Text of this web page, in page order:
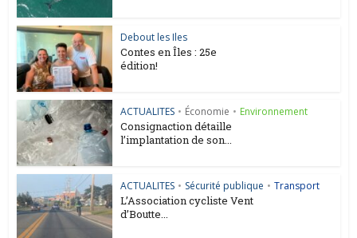
Debout les Iles
Contes en Îles : 25e
édition!
ACTUALITES • Économie • Environnement
Consignaction détaille
l’implantation de son...
ACTUALITES • Sécurité publique • Transport
L’Association cycliste Vent
d’Boutte...